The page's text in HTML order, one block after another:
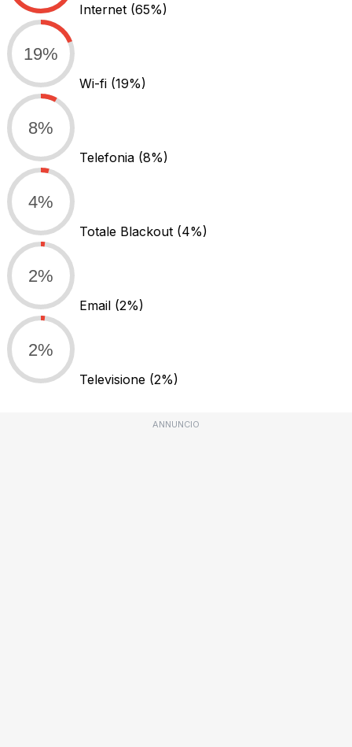
Internet (65%)
19%
Wi-fi (19%)
8%
Telefonia (8%)
4%
Totale Blackout (4%)
2%
Email (2%)
2%
Televisione (2%)
ANNUNCIO